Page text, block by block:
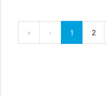
« ‹ 1 2